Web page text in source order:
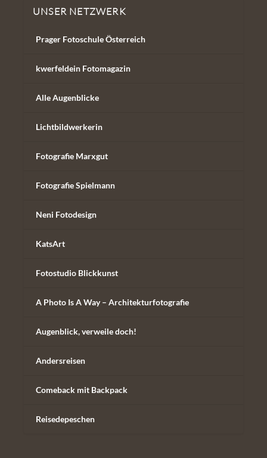
Unser Netzwerk
UNSER NETZWERK
Prager Fotoschule Österreich
kwerfeldein Fotomagazin
Alle Augenblicke
Lichtbildwerkerin
Fotografie Marxgut
Fotografie Spielmann
Neni Fotodesign
KatsArt
Fotostudio Blickkunst
A Photo Is A Way – Architekturfotografie
Augenblick, verweile doch!
Andersreisen
Comeback mit Backpack
Reisedepeschen